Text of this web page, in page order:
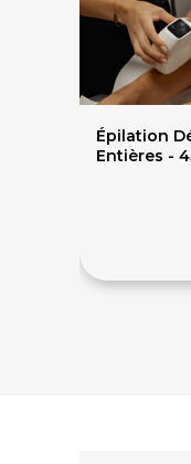
Épilation
Entières -